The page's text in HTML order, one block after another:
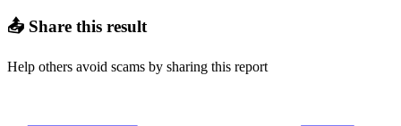
📤 Share this result
Help others avoid scams by sharing this report